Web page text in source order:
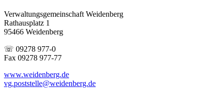
Verwaltungsgemeinschaft Weidenberg
Rathausplatz 1
95466 Weidenberg
☏ 09278 977-0
Fax 09278 977-77
www.weidenberg.de
vg.poststelle@weidenberg.de